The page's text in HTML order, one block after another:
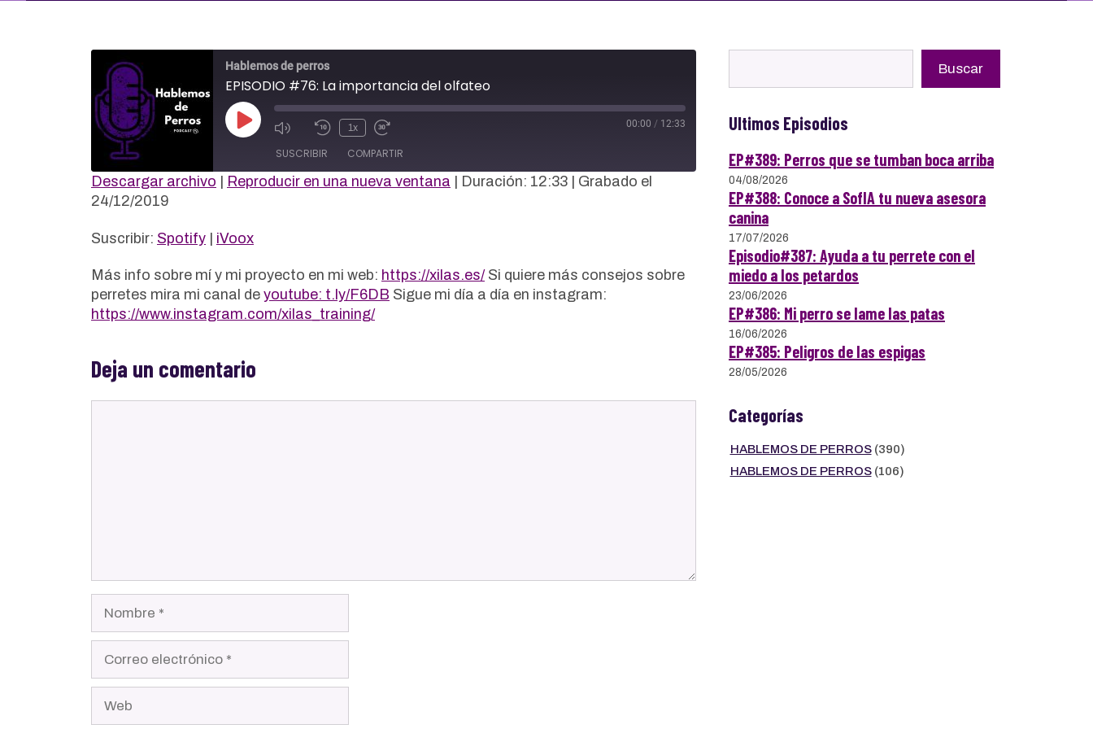
Hablemos de perros
EPISODIO #76: La importancia del olfateo
Reproducir
episodio
1x 00:00 / 12:33
SUSCRIBIR COMPARTIR
Spotify
FEED RSS
COMPAR
TIR
ENLACE
INCRUST
AR
Descargar archivo Reproducir en una nueva ventana Duración: 12:33
Grabado el
24/12/2019
Suscribir: Spotify | iVoox
Más info sobre mí y mi proyecto en mi web: https://xilas.es/Si quiere más consejos sobre
perretes mira mi canal de youtube: t.ly/F6DB Sigue mi día a día en instagram:
https://www.instagram.com/xilas_training/
Deja un comentario
electrónico
Buscar
Ultimos Episodios
EP#389: Perros que se tumban boca arriba
04/08/2026
EP#388: Conoce a SofIA tu nueva asesora
canina
17/07/2026
Episodio#387: Ayuda a tu perrete con el
miedo a los petardos
23/06/2026
EP#386: Mi perro se lame las patas
16/06/2026
EP#385: Peligros de las espigas
28/05/2026
Categorías
HABLEMOS DE PERROS(390)
HABLEMOS DE PERROS(106)